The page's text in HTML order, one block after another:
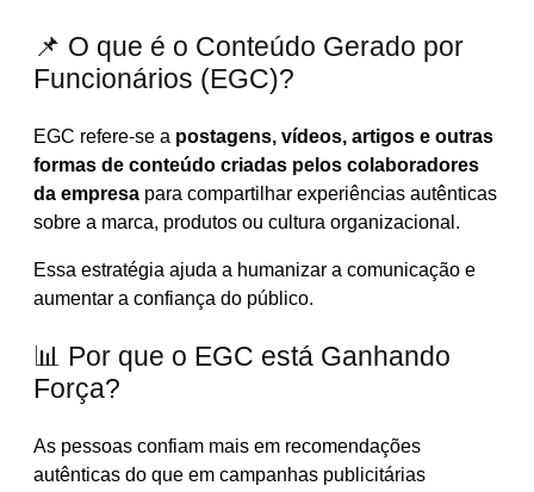
📌 O que é o Conteúdo Gerado por
Funcionários (EGC)?
EGC refere-se a postagens, vídeos, artigos e outras
formas de conteúdo criadas pelos colaboradores
da empresa para compartilhar experiências autênticas
sobre a marca, produtos ou cultura organizacional.
Essa estratégia ajuda a humanizar a comunicação e
aumentar a confiança do público.
📊 Por que o EGC está Ganhando
Força?
As pessoas confiam mais em recomendações
autênticas do que em campanhas publicitárias